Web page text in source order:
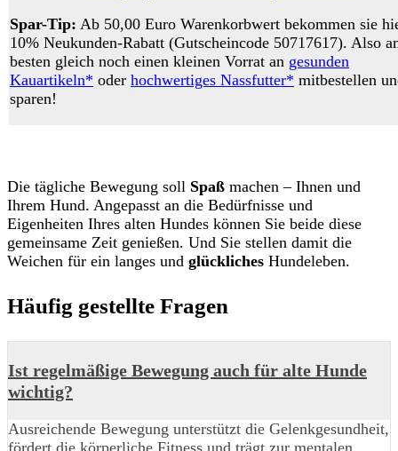
Spar-Tip: Ab 50,00 Euro Warenkorbwert bekommen sie
10% Neukunden-Rabatt (Gutscheincode 50717617). Also
besten gleich noch einen kleinen Vorrat an gesunden
Kauartikeln* oder hochwertiges Nassfutter* mitbestellen
sparen!
Die tägliche Bewegung soll Spaß machen – Ihnen und
Ihrem Hund. Angepasst an die Bedürfnisse und
Eigenheiten Ihres alten Hundes können Sie beide diese
gemeinsame Zeit genießen. Und Sie stellen damit die
Weichen für ein langes und glückliches Hundeleben.
Häufig gestellte Fragen
Ist regelmäßige Bewegung auch für alte Hunde
wichtig?
Ausreichende Bewegung unterstützt die Gelenkgesundheit,
fördert die körperliche Fitness und trägt zur mentalen